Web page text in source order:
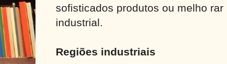
sofisticados produtos ou melho
industrial.
Regiões industriais